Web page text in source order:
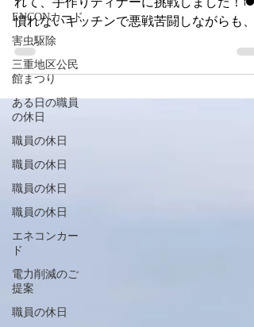
ENCONカード
害虫駆除
三重地区公民
館まつり
ある日の職員
の休日
職員の休日
職員の休日
職員の休日
職員の休日
エネコンカー
ド
電力削減のご
提案
職員の休日
今日は奥さんの誕生日！ 今年は気合いを入
れて、手作りディナーに挑戦しました！🍽️
慣れないキッチンで悪戦苦闘しながらも、
族みんなで協力して無事に完成！ 「美味し
い！」の一言をもらえてホッと一安心。家
みんなで笑顔いっぱいの食卓を囲み、楽し
時間を過ごすことができました。 料理の出
だまだ修行が必要ですが、来年はさらにレ
ルアップした手料理でお祝いしたいと思い
す！ 改めて、お誕生日おめでとう！これか
すように😊